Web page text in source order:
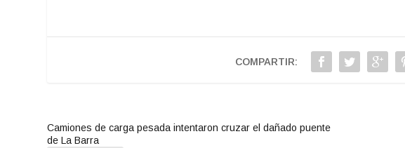
COMPARTIR:
Camiones de carga pesada intentaron cruzar el dañado puente
de La Barra